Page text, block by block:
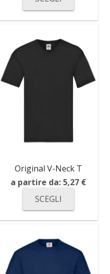
Original V-Neck T
a partire da: 5,27 €
SCEGLI